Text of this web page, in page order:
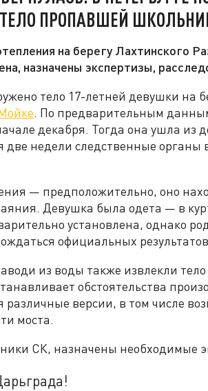
ПРОПАВШЕЙ
на берегу Лахтинского
назначены экспертизы,
тело 17-летней девушки на
. По предварительным
декабря. Тогда она ушла из
две недели следственные органы
— предположительно, оно
Девушка была одета — в
установлена, однако
официальных
из воды также извлекли
обстоятельства
различные версии, в том числе
моста.
СК, назначены необходимые